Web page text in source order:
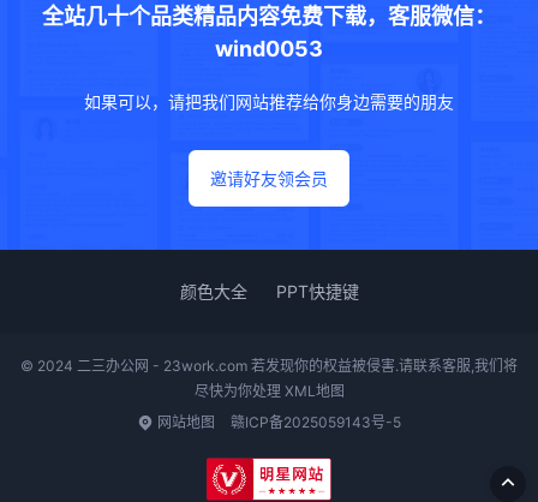
全站几十个品类精品内容免费下载，客服微信：
wind0053
如果可以，请把我们网站推荐给你身边需要的朋友
邀请好友领会员
颜色大全 PPT快捷键
© 2024 二三办公网 - 23work.com 若发现你的权益被侵害.请联系客服,我们将
尽快为你处理 XML地图
网站地图
赣ICP备2025059143号-5